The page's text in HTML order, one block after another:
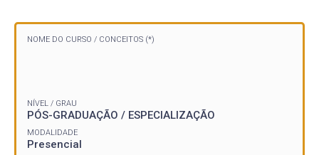
NOME DO CURSO / CONCEITOS (*)
NÍVEL / GRAU
PÓS-GRADUAÇÃO / ESPECIALIZAÇÃO
MODALIDADE
Presencial